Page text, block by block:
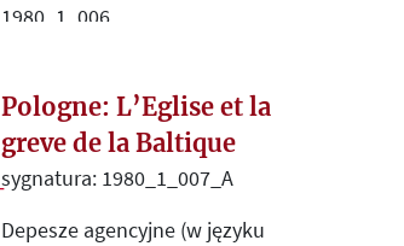
1980_1_006
Polskiej” (Londyn) informacji o
ustanowieniu Roku Katyńskiego
1980, przez Komitet Porozumienia
na Rzecz Samostanowienia Narodu
w Warszawie oraz informacji z
Pologne: L’Eglise et la
greve de la Baltique
sygnatura: 1980_1_007_A
Depesze agencyjne (w języku